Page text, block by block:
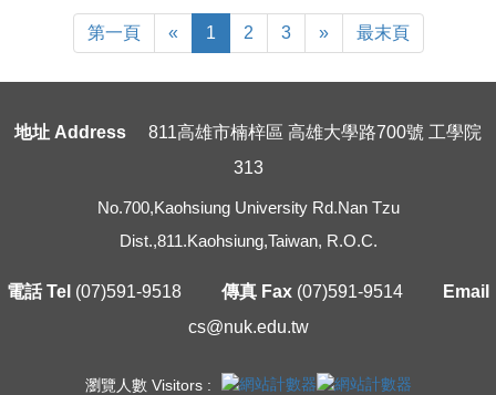
第一頁First
Page
«Previous
1 2 3 »Next最末頁Last
Page
地址 Address 811高雄市楠梓區 高雄大學路700號 工學院
313
No.700,Kaohsiung University Rd.Nan Tzu
Dist.,811.Kaohsiung,Taiwan, R.O.C.
電話 Tel (07)591-9518 傳真 Fax (07)591-9514
Email
cs@nuk.edu.tw
瀏覽人數 Visitors :